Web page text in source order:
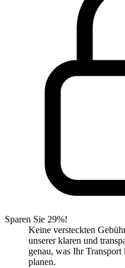
Sparen Sie 29%!
Keine versteckten
unserer klaren und
genau, was Ihr Transport
planen.